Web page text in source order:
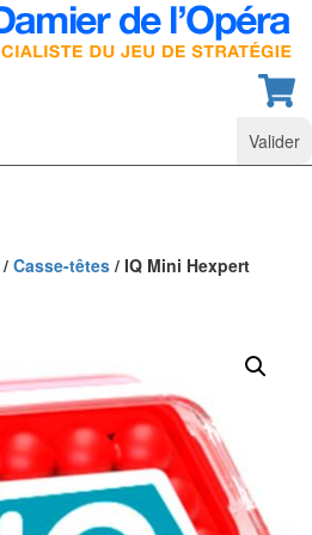
/ Casse-têtes / IQ Mini Hexpert